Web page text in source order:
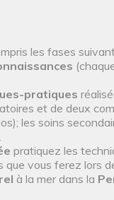
les fases
pratiques
et de deux
les soins
pratiquez les
vous ferez lors
à la mer dans la